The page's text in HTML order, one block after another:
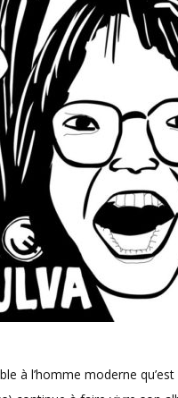
à l’homme moderne